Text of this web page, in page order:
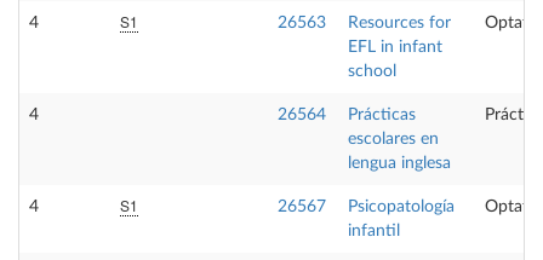
4 S1 26563
Resources for
EFL in infant
school
4 26564
Prácticas
escolares en
lengua inglesa
4 S1 26567
Psicopatología
infantil